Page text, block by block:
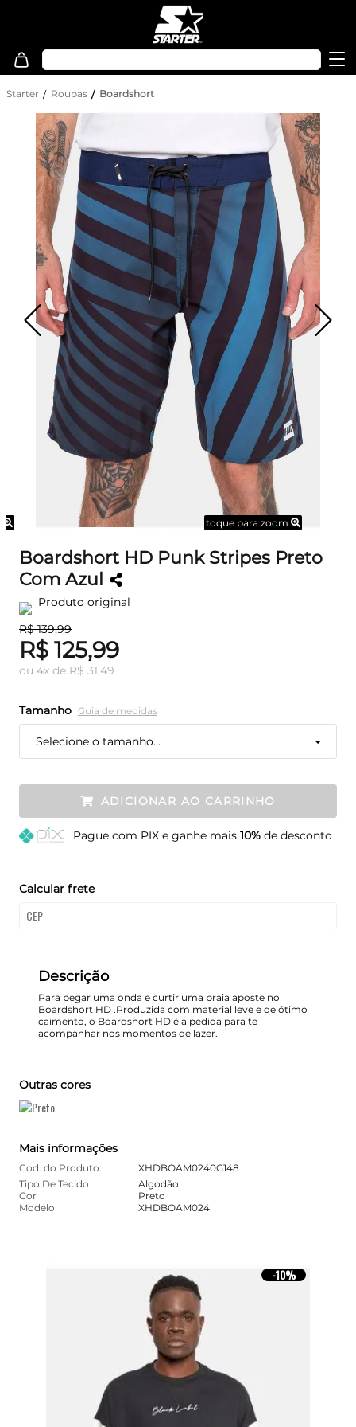
Starter Roupas Boardshort
toque para zoom
Boardshort HD Punk Stripes Preto
Com Azul
Produto original
R$ 139,99
R$ 125,99
ou 4x de R$ 31,49
Tamanho Guia de medidas
Selecione o tamanho...
ADICIONAR AO CARRINHO
Pague com PIX e ganhe mais 10%de desconto
Calcular frete
Descrição
Para pegar uma onda e curtir uma praia aposte no
Boardshort HD .Produzida com material leve e de ótimo
caimento, o Boardshort HD é a pedida para te
acompanhar nos momentos de lazer.
Outras cores
Mais informações
Cod. do Produto:
XHDBOAM0240G148
Tipo De Tecido
Algodão
Cor
Preto
Modelo
XHDBOAM024
-10%